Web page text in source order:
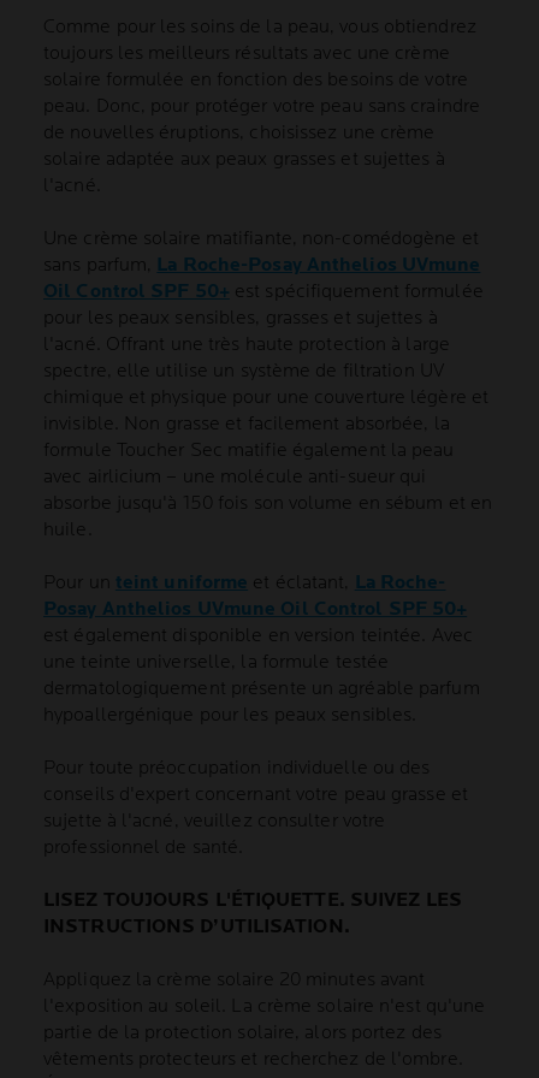
Comme pour les soins de la peau, vous obtiendrez
toujours les meilleurs résultats avec une crème
solaire formulée en fonction des besoins de votre
peau. Donc, pour protéger votre peau sans craindre
de nouvelles éruptions, choisissez une crème
solaire adaptée aux peaux grasses et sujettes à
l'acné.
Une crème solaire matifiante, non-comédogène et
sans parfum, La Roche-Posay Anthelios UVmune
Oil Control SPF 50+ est spécifiquement formulée
pour les peaux sensibles, grasses et sujettes à
l'acné. Offrant une très haute protection à large
spectre, elle utilise un système de filtration UV
chimique et physique pour une couverture légère et
invisible. Non grasse et facilement absorbée, la
formule Toucher Sec matifie également la peau
avec airlicium – une molécule anti-sueur qui
absorbe jusqu'à 150 fois son volume en sébum et en
huile.
Pour un teint uniforme et éclatant,
La Roche-
Posay Anthelios UVmune Oil Control SPF 50+
est également disponible en version teintée. Avec
une teinte universelle, la formule testée
dermatologiquement présente un agréable parfum
hypoallergénique pour les peaux sensibles.
Pour toute préoccupation individuelle ou des
conseils d'expert concernant votre peau grasse et
sujette à l'acné, veuillez consulter votre
professionnel de santé.
LISEZ TOUJOURS L'ÉTIQUETTE. SUIVEZ LES
INSTRUCTIONS D’UTILISATION.
Appliquez la crème solaire 20 minutes avant
l'exposition au soleil. La crème solaire n'est qu'une
partie de la protection solaire, alors portez des
vêtements protecteurs et recherchez de l'ombre.